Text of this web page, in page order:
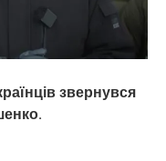
звернувся